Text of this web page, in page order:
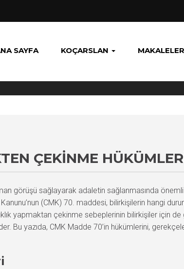
SAYFA KOÇARSLAN MAKALELER
ÇEKINME
görüşü sağlayarak adaletin sağlanmasında
(CMK) 70. maddesi, bilirkişilerin hangi
yapmaktan çekinme sebeplerinin bilirkişiler için
Bu yazıda, CMK Madde 70’in hükümlerini,